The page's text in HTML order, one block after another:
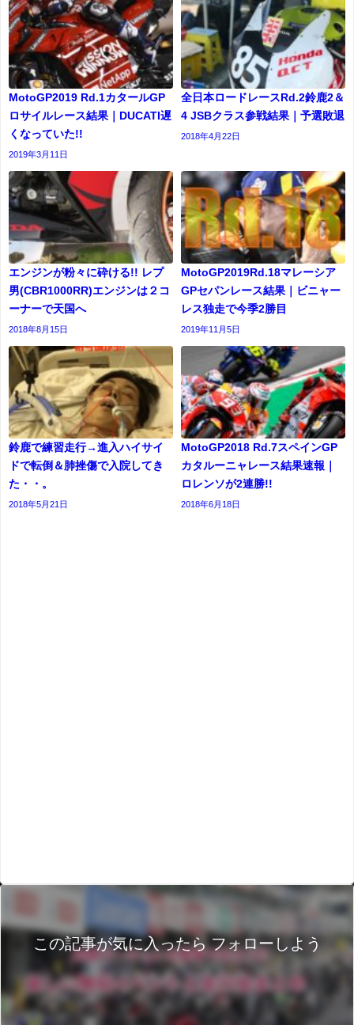
MotoGP2019 Rd.1カタールGP
ロサイルレース結果｜DUCATI遅
くなっていた!!
2019年3月11日
全日本ロードレースRd.2鈴鹿2＆
4 JSBクラス参戦結果｜予選敗退
2018年4月22日
エンジンが粉々に砕ける!! レプ
男(CBR1000RR)エンジンは２コ
ーナーで天国へ
2018年8月15日
MotoGP2019Rd.18マレーシア
GPセパンレース結果｜ビニャー
レス独走で今季2勝目
2019年11月5日
鈴鹿で練習走行→進入ハイサイ
ドで転倒＆肺挫傷で入院してき
た・・。
2018年5月21日
MotoGP2018 Rd.7スペインGP
カタルーニャレース結果速報｜
ロレンソが2連勝!!
2018年6月18日
この記事が気に入ったら フォローしよう